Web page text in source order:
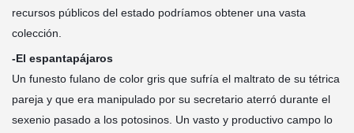
recursos públicos del estado podríamos obtener una vasta
colección.
-El espantapájaros
Un funesto fulano de color gris que sufría el maltrato de su tétrica
pareja y que era manipulado por su secretario aterró durante el
sexenio pasado a los potosinos. Un vasto y productivo campo lo